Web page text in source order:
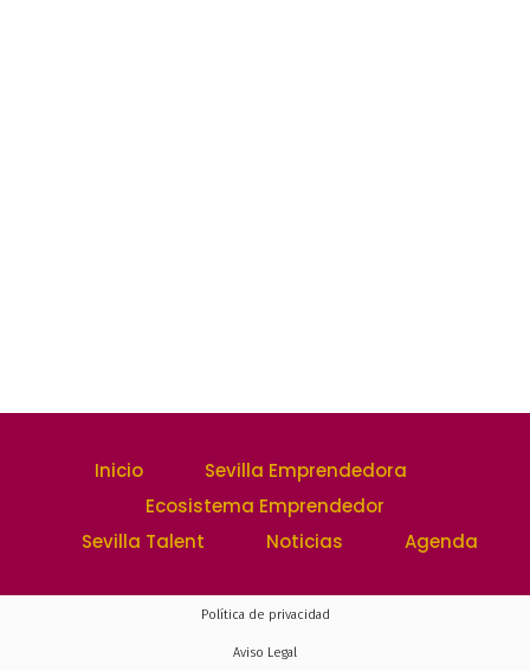
Inicio
Sevilla Emprendedora
Ecosistema Emprendedor
Sevilla Talent
Noticias Agenda
Política de privacidad
Aviso Legal